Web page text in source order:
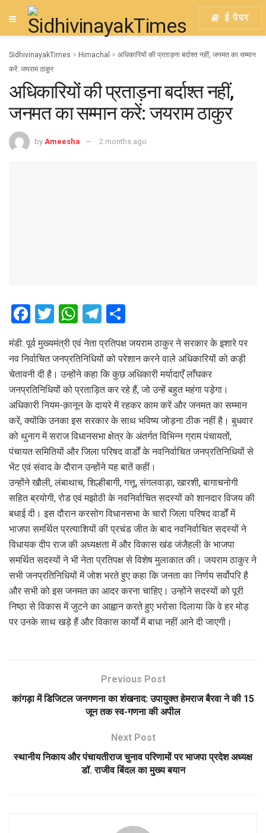
ई पेपर
SidhivinayakTimes > Himachal > अधिकारियों की प्रताड़ना बर्दाश्त नहीं, जनमत का सम्मान
करें: जयराम ठाकुर
अधिकारियों की प्रताड़ना बर्दाश्त नहीं,
जनमत का सम्मान करें: जयराम ठाकुर
by Ameesha 2 months ago
F
a
ce
b
o
o
k
T
wi
tt
er
W
h
at
s
A
p
p
T
el
e
gr
a
m
ar
e
मंडी: पूर्व मुख्यमंत्री एवं नेता प्रतिपक्ष जयराम ठाकुर ने सरकार के इशारे पर
नव निर्वाचित जनप्रतिनिधियों को परेशान करने वाले अधिकारियों को कड़ी
चेतावनी दी है। उन्होंने कहा कि कुछ अधिकारी मर्यादाएँ लाँघकर
जनप्रतिनिधियों को प्रताड़ित कर रहे हैं, जो उन्हें बहुत महंगा पड़ेगा।
अधिकारी नियम-क़ानून के दायरे में रहकर काम करें और जनमत का सम्मान
करें, क्योंकि उनका इस सरकार के साथ भविष्य जोड़ना ठीक नहीं है। बुधवार
को थुनाग में सराज विधानसभा क्षेत्र के अंतर्गत विभिन्न ग्राम पंचायतों,
पंचायत समितियों और जिला परिषद वार्डों के नवनिर्वाचित जनप्रतिनिधियों से
भेंट एवं संवाद के दौरान उन्होंने यह बातें कहीं।
उन्होंने खौली, लंबाथाच, शिल्हीबागी, गत्तू, संगलवाड़ा, खारशी, बागाचनोगी
सहित ब्रयोगी, रोड एवं मझोठी के नवनिर्वाचित सदस्यों को शानदार विजय की
बधाई दी। इस दौरान करसोग विधानसभा के चारों जिला परिषद वार्डों में
भाजपा समर्थित प्रत्याशियों की प्रचंड जीत के बाद नवनिर्वाचित सदस्यों ने
विधायक दीप राज की अध्यक्षता में और विकास खंड जंजैहली के भाजपा
समर्थित सदस्यों ने भी नेता प्रतिपक्ष से विशेष मुलाकात की। जयराम ठाकुर ने
सभी जनप्रतिनिधियों में जोश भरते हुए कहा कि जनता का निर्णय सर्वोपरि है
और सभी को इस जनमत का आदर करना चाहिए। उन्होंने सदस्यों को पूरी
निष्ठा से विकास में जुटने का आह्वान करते हुए भरोसा दिलाया कि वे हर मोड़
पर उनके साथ खड़े हैं और विकास कार्यों में बाधा नहीं आने दी जाएगी।
Previous Post
कांगड़ा में डिजिटल जनगणना का शंखनाद: उपायुक्त हेमराज बैरवा ने की 15
जून तक स्व-गणना की अपील
Next Post
स्थानीय निकाय और पंचायतीराज चुनाव परिणामों पर भाजपा प्रदेश अध्यक्ष
डॉ. राजीव बिंदल का मुख्य बयान